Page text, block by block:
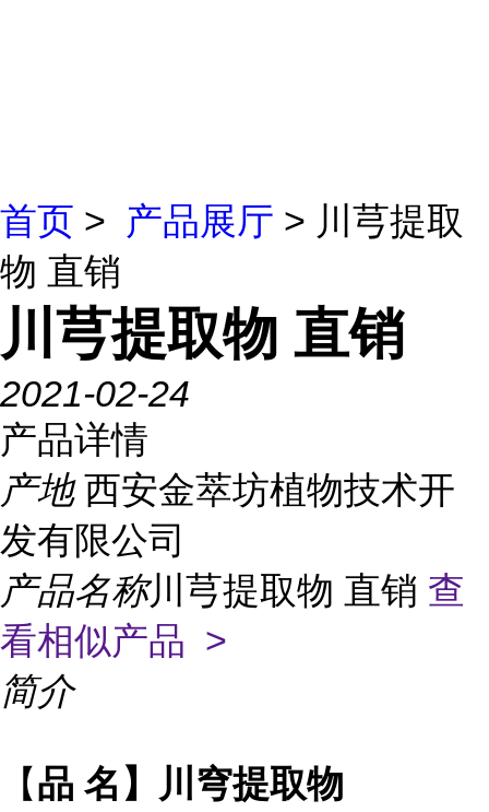
首页 > 产品展厅 > 川芎提取
物 直销
川芎提取物 直销
2021-02-24
产品详情
产地 西安金萃坊植物技术开
发有限公司
产品名称川芎提取物 直销 查
看相似产品 >
简介
【品 名】川穹提取物